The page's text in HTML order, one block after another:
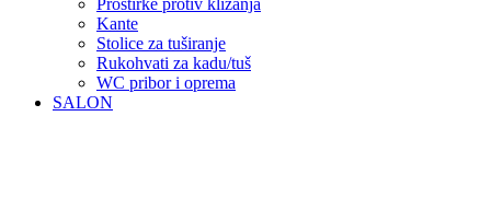
Prostirke protiv klizanja
Kante
Stolice za tuširanje
Rukohvati za kadu/tuš
WC pribor i oprema
SALON